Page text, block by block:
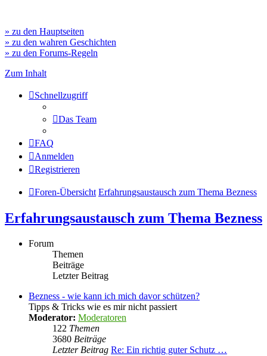
» zu den Hauptseiten
» zu den wahren Geschichten
» zu den Forums-Regeln
Zum Inhalt
Schnellzugriff
Das Team
FAQ
Anmelden
Registrieren
Foren-Übersicht Erfahrungsaustausch zum Thema Bezness
Erfahrungsaustausch zum Thema Bezness
Forum
Themen
Beiträge
Letzter Beitrag
Bezness - wie kann ich mich davor schützen?
Tipps & Tricks wie es mir nicht passiert
Moderator: Moderatoren
122 Themen
3680 Beiträge
Letzter Beitrag Re: Ein richtig guter Schutz …